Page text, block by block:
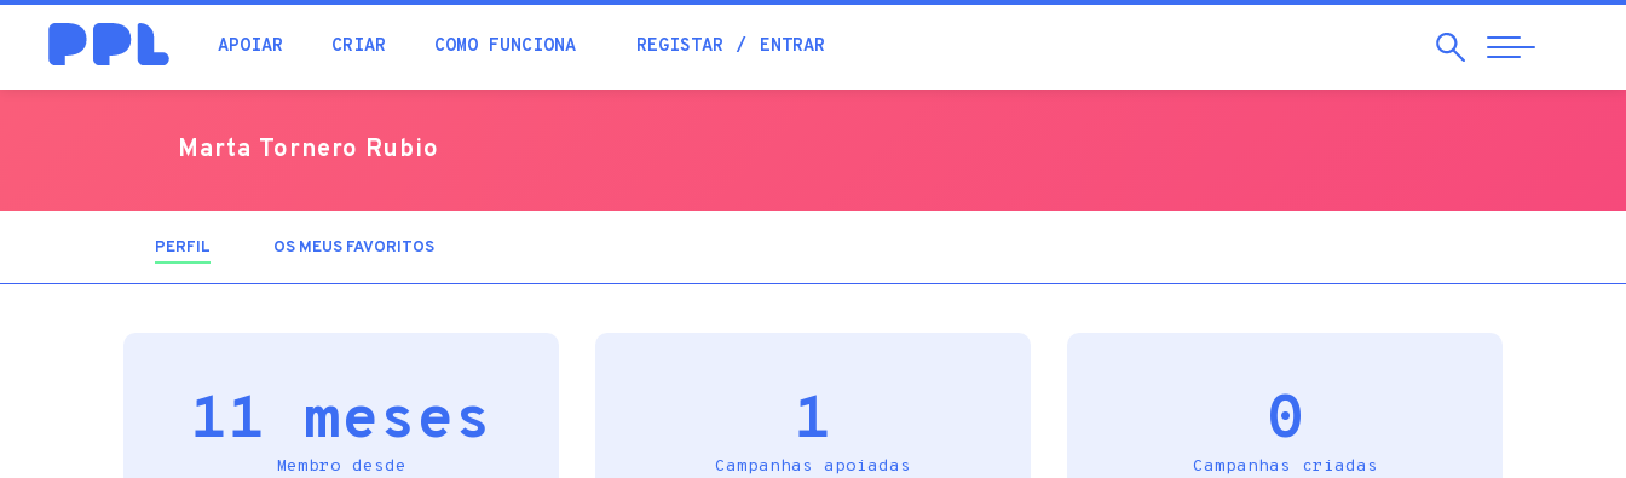
APOIAR CRIAR COMO FUNCIONA REGISTAR ENTRAR Pesquisar
Abrir
Navegação
procura
Marta Tornero Rubio
PERFIL (SEPARADOROS MEUS FAVORITOS
11 meses
Membro desde
1
Campanhas apoiadas
0
Campanhas criadas